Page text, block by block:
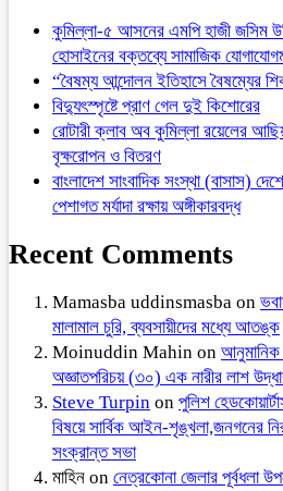
কুমিল্লা-৫ আসনের এমপি হাজী জসিম
হোসাইনের বক্তব্যে সামাজিক
“বৈষম্য আন্দোলন ইতিহাসে বৈষম্যের
বিদ্যুৎস্পৃষ্টে প্রাণ গেল দুই কিশোরের
রোটারী ক্লাব অব কুমিল্লা রয়েলের
বৃক্ষরোপন ও বিতরণ
বাংলাদেশ সাংবাদিক সংস্থা (বাসাস)
পেশাগত মর্যাদা রক্ষায় অঙ্গীকারবদ্ধ
Recent Comments
Mamasba uddinsmasba on
মালামাল চুরি, ব্যবসায়ীদের মধ্যে আতঙ্ক
Moinuddin Mahin on আনুমানিক
অজ্ঞাতপরিচয় (৩০) এক নারীর লাশ
Steve Turpin on পুলিশ
বিষয়ে সার্বিক আইন-শৃঙ্খলা,জনগনের
সংক্রান্ত সভা
মাহিন on নেত্রকোনা জেলার পূর্বধলা